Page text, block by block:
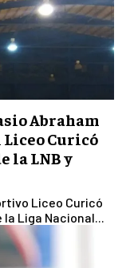
Abraham
Liceo Curicó
la LNB y
Liceo Curicó
Liga Nacional...